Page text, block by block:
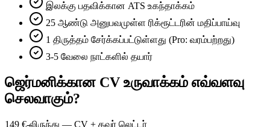
இலக்கு பதவிக்கான ATS உகந்தாக்கம்
25 ஆண்டு அனுபவமுள்ள ரிக்ரூட்டரின் மதிப்பாய்வு
1 திருத்தம் சேர்க்கப்பட்டுள்ளது (Pro: வரம்பற்றது)
3-5 வேலை நாட்களில் தயார்
ஜெர்மனிக்கான CV உருவாக்கம் எவ்வளவு
செலவாகும்?
149 €-லிருந்து — CV + கவர் லெட்டர்